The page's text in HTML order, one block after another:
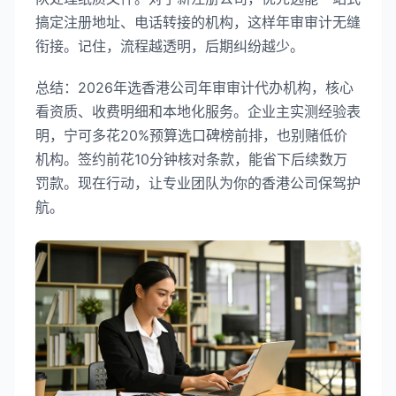
搞定注册地址、电话转接的机构，这样年审审计无缝
衔接。记住，流程越透明，后期纠纷越少。
总结：2026年选香港公司年审审计代办机构，核心
看资质、收费明细和本地化服务。企业主实测经验表
明，宁可多花20%预算选口碑榜前排，也别赌低价
机构。签约前花10分钟核对条款，能省下后续数万
罚款。现在行动，让专业团队为你的香港公司保驾护
航。